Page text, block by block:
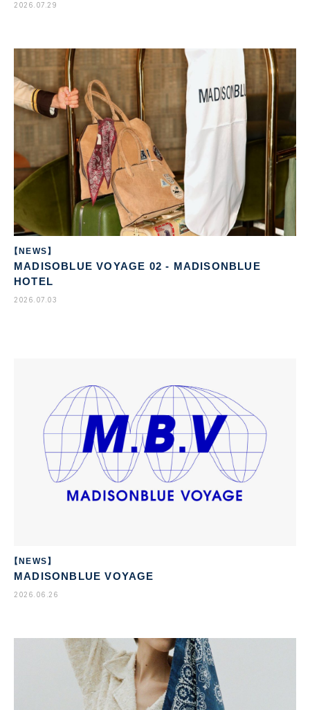
2026.07.29
【NEWS】
MADISOBLUE VOYAGE 02 - MADISONBLUE
HOTEL
2026.07.03
【NEWS】
MADISONBLUE VOYAGE
2026.06.26